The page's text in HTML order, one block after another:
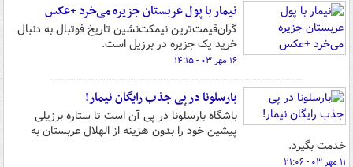
نیمار با پول عربستان جزیره می‌خرد +عکس
گران‌قیمت‌ترین نیمکت‌نشین تاریخ فوتبال به دنبال
خرید یک جزیره در برزیل است.
۱۶ مهر ۰۳ - ۱۴:۱۵
بارسلونا در پی جذب رایگان نیمار!
باشگاه بارسلونا در پی آن است تا ستاره برزیلی
پیشین خود را بدون هزینه از الهلال عربستان به
خدمت بگیرد.
۱۱ مهر ۰۳ - ۲۱:۰۶